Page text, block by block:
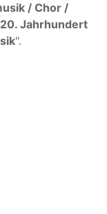
/ Chor /
Jahrhundert
".